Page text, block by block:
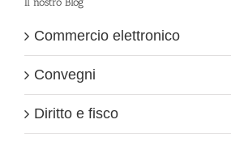
Commercio elettronico
Convegni
Diritto e fisco